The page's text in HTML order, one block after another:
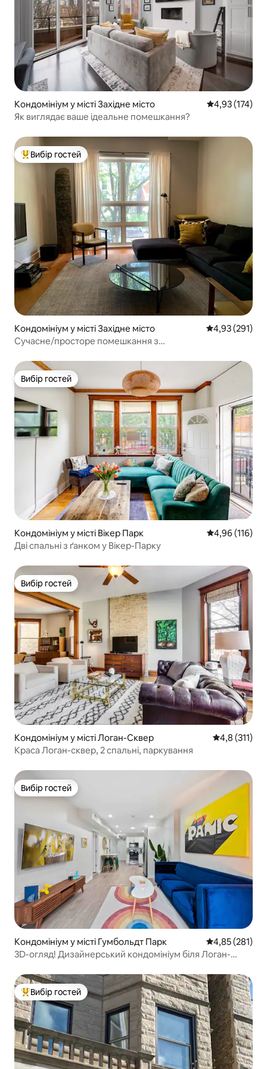
Кондомініум у місті Західне місто Середня
4,93 (174)
Як виглядає ваше ідеальне помешкання?
Топ вибір гостей
Вибір гостей
Кондомініум у місті Західне місто Середня
4,93 (291)
Сучасне/просторе помешкання з
Вибір гостей
Вибір гостей
Кондомініум у місті Вікер Парк Середня
4,96 (116)
Дві спальні з ґанком у Вікер-Парку
Вибір гостей
Вибір гостей
Кондомініум у місті Логан-Сквер Середня
4,8 (311)
Краса Логан-сквер, 2 спальні, паркування
Вибір гостей
Вибір гостей
Кондомініум у місті Гумбольдт Парк Середня
4,85 (281)
3D-огляд! Дизайнерський кондомініум біля Логан-
Топ вибір гостей
Вибір гостей